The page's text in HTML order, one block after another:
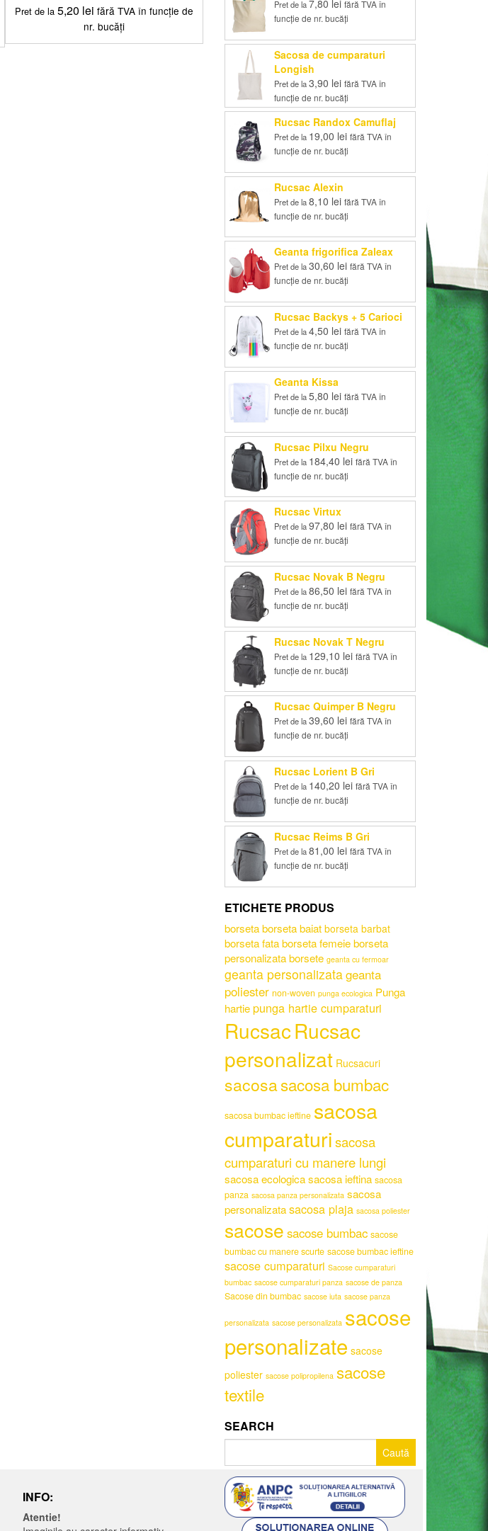
Pret de la 5,20 lei fără TVA în funcție de
nr. bucăți
Acest
Pret de la7,80 lei fără TVA în
funcție de nr. bucăți
Sacosa de cumparaturi
Longish
Pret de la3,90 lei fără TVA în
funcție de nr. bucăți
Rucsac Randox Camuflaj
Pret de la 19,00 lei fără TVA în
funcție de nr. bucăți
Rucsac Alexin
Pret de la8,10 lei fără TVA în
funcție de nr. bucăți
Geanta frigorifica Zaleax
Pret de la30,60 lei fără TVA în
funcție de nr. bucăți
Rucsac Backys + 5 Carioci
Pret de la4,50 lei fără TVA în
funcție de nr. bucăți
Geanta Kissa
Pret de la5,80 lei fără TVA în
funcție de nr. bucăți
Rucsac Pilxu Negru
Pret de la 184,40 lei fără TVA în
funcție de nr. bucăți
Rucsac Virtux
Pret de la97,80 lei fără TVA în
funcție de nr. bucăți
Rucsac Novak B Negru
Pret de la86,50 lei fără TVA în
funcție de nr. bucăți
Rucsac Novak T Negru
Pret de la 129,10 lei fără TVA în
funcție de nr. bucăți
Rucsac Quimper B Negru
Pret de la39,60 lei fără TVA în
funcție de nr. bucăți
Rucsac Lorient B Gri
Pret de la 140,20 lei fără TVA în
funcție de nr. bucăți
Rucsac Reims B Gri
Pret de la81,00 lei fără TVA în
funcție de nr. bucăți
ETICHETE PRODUS
borsetaborseta baiat borseta barbat
borseta fataborseta femeieborseta
personalizataborsete geanta cu fermoar
geanta personalizatageanta
poliester non-woven punga ecologica Punga
hartiepunga hartie cumparaturi
RucsacRucsac
personalizat Rucsacuri
sacosasacosa bumbac
sacosa bumbac ieftine sacosa
cumparaturisacosa
cumparaturi cu manere lungi
sacosa ecologicasacosa ieftina sacosa
panza sacosa panza personalizata sacosa
personalizatasacosa plaja sacosa poliester
sacose sacose bumbac sacose
bumbac cu manere scurte sacose bumbac ieftine
sacose cumparaturi Sacose cumparaturi
bumbac sacose cumparaturi panza sacose de panza
Sacose din bumbac sacose iuta sacose panza
personalizata sacose personalizata sacose
personalizate sacose
poliester sacose polipropilena sacose
textile
SEARCH
INFO:
Atentie!